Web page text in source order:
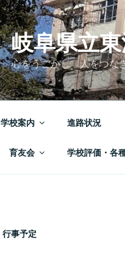
岐阜県立
心をうごかし 人をつな
学校案内 進路状況
育友会 学校評価・各
行事予定